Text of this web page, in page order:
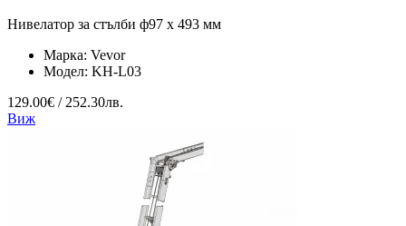
Нивелатор за стълби ф97 x 493 мм
Марка: Vevor
Модел: KH-L03
129.00€ / 252.30лв.
Виж